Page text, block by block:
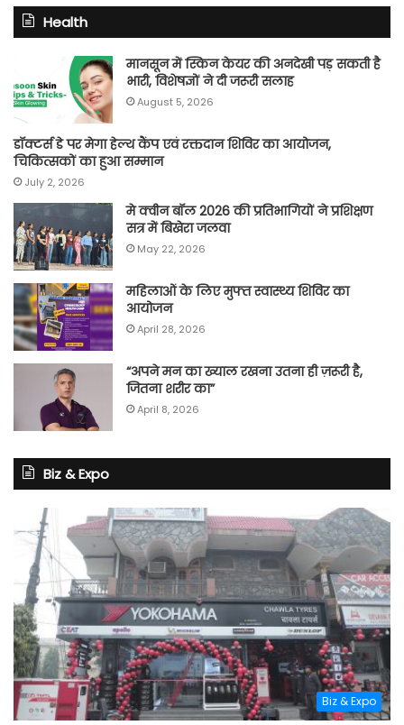
Health
मानसून में स्किन केयर की अनदेखी पड़ सकती है
भारी, विशेषज्ञों ने दी जरूरी सलाह
August 5, 2026
डॉक्टर्स डे पर मेगा हेल्थ कैंप एवं रक्तदान शिविर का आयोजन,
चिकित्सकों का हुआ सम्मान
July 2, 2026
मे क्वीन बॉल 2026 की प्रतिभागियों ने प्रशिक्षण
सत्र में बिखेरा जलवा
May 22, 2026
महिलाओं के लिए मुफ्त स्वास्थ्य शिविर का
आयोजन
April 28, 2026
“अपने मन का ख्याल रखना उतना ही ज़रूरी है,
जितना शरीर का”
April 8, 2026
Biz & Expo
Biz & Expo